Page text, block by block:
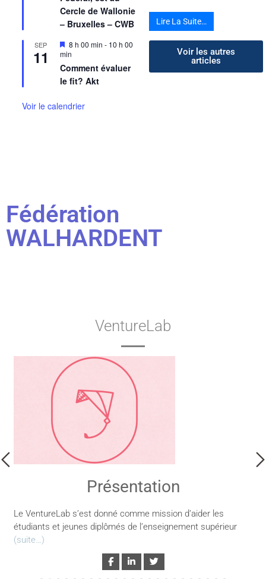
Cercle de Wallonie
– Bruxelles – CWB
SEP
11
Mis
en
8 h 00 min - 10 h 00
min
Comment évaluer
le fit? Akt
Voir le calendrier
Lire La Suite…
Voir les autres
articles
Fédération
WALHARDENT
VentureLab
Présentation
Le VentureLab s’est donné comme mission d’aider les
étudiants et jeunes diplômés de l’enseignement supérieur
(suite…)